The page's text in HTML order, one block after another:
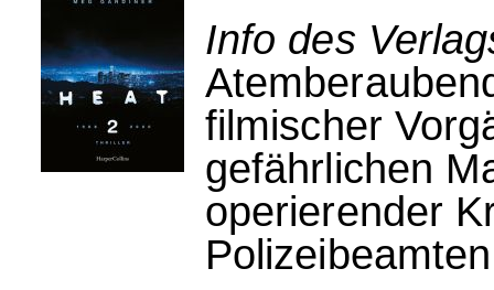
Info des
filmischer
gefährlichen
operierender